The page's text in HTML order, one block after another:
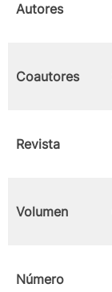
Autores
Coautores
Revista
Volumen
Número